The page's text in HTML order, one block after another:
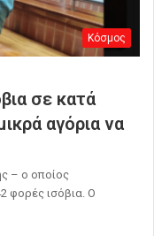
Κόσμος
σε κατά
αγόρια να
– ο οποίος
φορές ισόβια. Ο